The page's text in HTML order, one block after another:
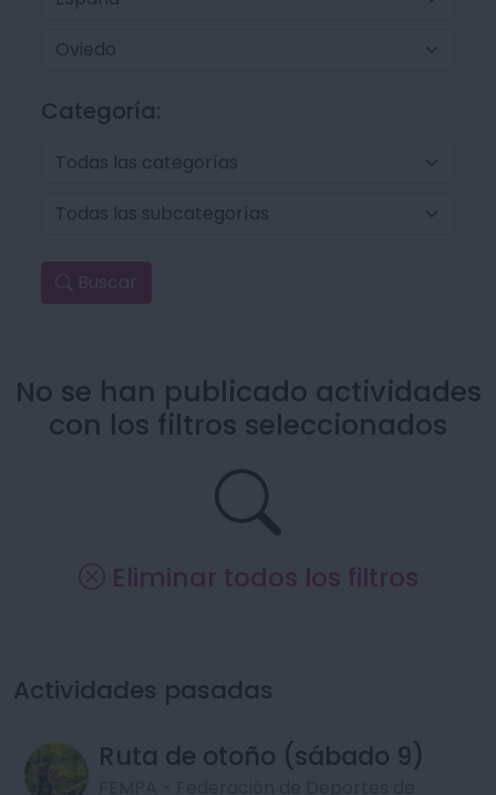
Categoría:
Buscar
No se han publicado actividades
con los filtros seleccionados
Eliminar todos los filtros
Actividades pasadas
Ruta de otoño (sábado 9)